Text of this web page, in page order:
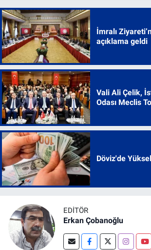
İmralı
açıklama geldi
Vali Ali Çelik,
Odası Meclis
Döviz'de
EDITÖR
Erkan Çobanoğlu